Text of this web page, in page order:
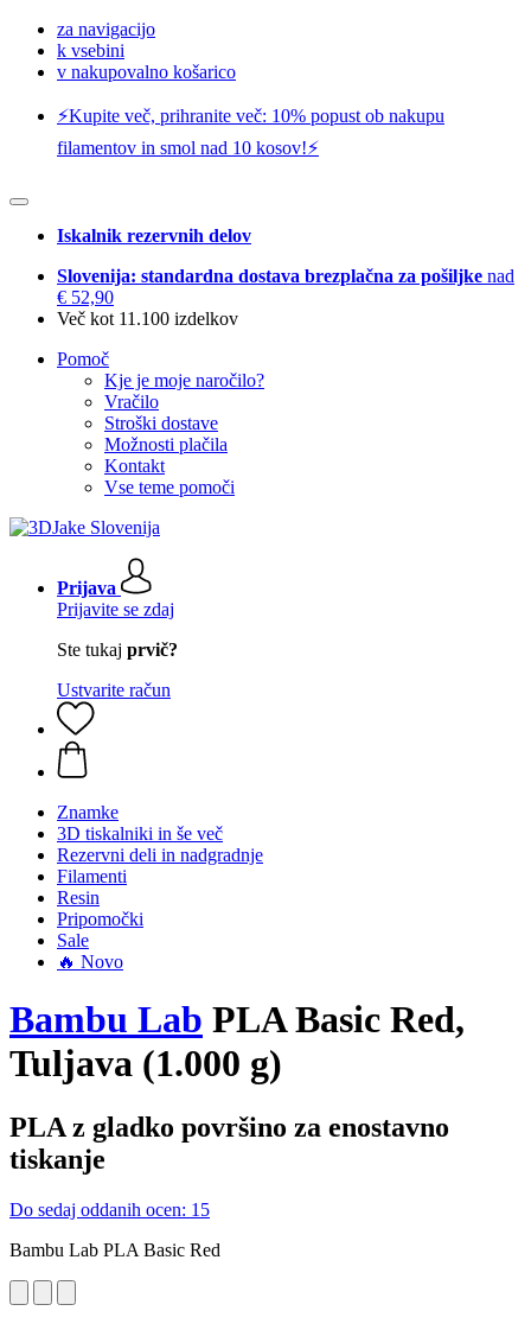
za navigacijo
k vsebini
v nakupovalno košarico
⚡️Kupite več, prihranite več: 10% popust ob nakupu
filamentov in smol nad 10 kosov!⚡️
Iskalnik rezervnih delov
Slovenija: standardna dostava brezplačna za pošiljke nad
€ 52,90
Več kot 11.100 izdelkov
Pomoč
Kje je moje naročilo?
Vračilo
Stroški dostave
Možnosti plačila
Kontakt
Vse teme pomoči
Prijava
Prijavite se zdaj
Ste tukaj prvič?
Ustvarite račun
Znamke
3D tiskalniki in še več
Rezervni deli in nadgradnje
Filamenti
Resin
Pripomočki
Sale
🔥 Novo
Bambu Lab PLA Basic Red,
Tuljava (1.000 g)
PLA z gladko površino za enostavno
tiskanje
Do sedaj oddanih ocen: 15
Bambu Lab PLA Basic Red